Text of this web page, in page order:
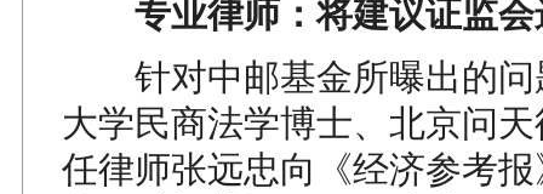
专业律师：将建议证监
针对中邮基金所曝出的问
大学民商法学博士、北京问
任律师张远忠向《经济参考